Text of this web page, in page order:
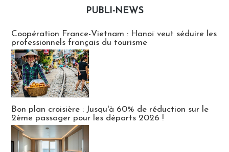
PUBLI-NEWS
Coopération France-Vietnam : Hanoï veut séduire les
professionnels français du tourisme
Bon plan croisière : Jusqu'à 60% de réduction sur le
2ème passager pour les départs 2026 !